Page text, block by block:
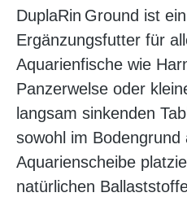
DuplaRin Ground ist
Ergänzungsfutter für
Aquarienfische wie
Panzerwelse oder
langsam sinkenden
sowohl im
Aquarienscheibe
natürlichen